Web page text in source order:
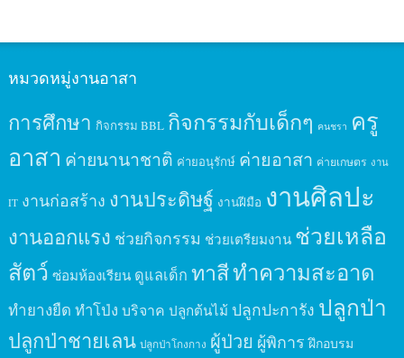
หมวดหมู่งานอาสา
การศึกษา กิจกรรม BBL กิจกรรมกับเด็กๆ คนชรา ครู
อาสา ค่ายนานาชาติ ค่ายอนุรักษ์ ค่ายอาสา ค่ายเกษตร งาน
IT งานก่อสร้าง งานประดิษฐ์ งานฝีมือ งานศิลปะ
งานออกแรง ช่วยกิจกรรม ช่วยเตรียมงาน ช่วยเหลือ
สัตว์ ซ่อมห้องเรียน ดูแลเด็ก ทาสีทำความสะอาด
ทำยางยืด ทำโป่ง บริจาค ปลูกต้นไม้ ปลูกปะการัง ปลูกป่า
ปลูกป่าชายเลน ปลูกป่าโกงกาง ผู้ป่วย ผู้พิการ ฝึกอบรม